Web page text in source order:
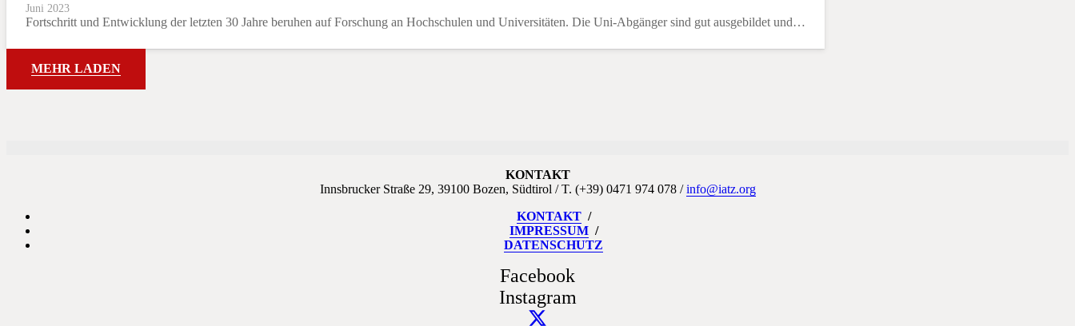
Juni 2023
Fortschritt und Entwicklung der letzten 30 Jahre beruhen auf Forschung an Hochschulen und Universitäten. Die Uni-Abgänger sind gut ausgebildet und…
MEHR LADEN
KONTAKT
Innsbrucker Straße 29, 39100 Bozen, Südtirol / T. (+39) 0471 974 078 /info@iatz.org
KONTAKT
IMPRESSUM
DATENSCHUTZ
Facebook
Instagram